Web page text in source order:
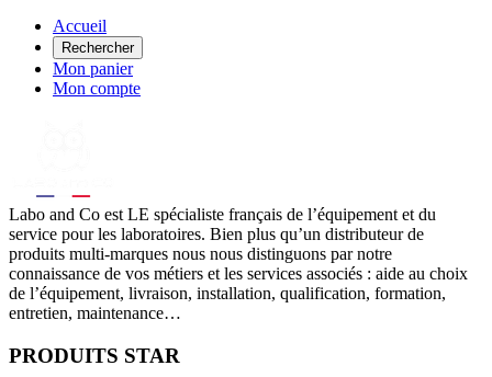
Accueil
Rechercher
Mon panier
Mon compte
Labo and Co est LE spécialiste français de l’équipement et du
service pour les laboratoires. Bien plus qu’un distributeur de
produits multi-marques nous nous distinguons par notre
connaissance de vos métiers et les services associés : aide au choix
de l’équipement, livraison, installation, qualification, formation,
entretien, maintenance…
PRODUITS STAR